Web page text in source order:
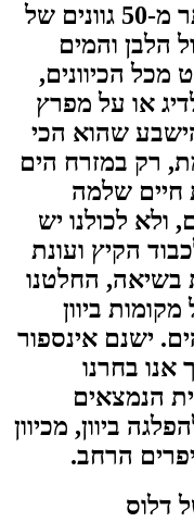
בשעה הנכונה ניתן לראות יותר מ-50 גוונים של
הלבן והמים
מכל הכיוונים,
או על מפרץ
שהוא הכי
רק במזרח הים
חיים שלמה
לכולנו יש
הקיץ ועונת
בשיאה, החלטנו
ביוון
ישנם אינספור
אנו בחרנו
הנמצאים
ביוון, מכיוון
הרחב.
דלוס